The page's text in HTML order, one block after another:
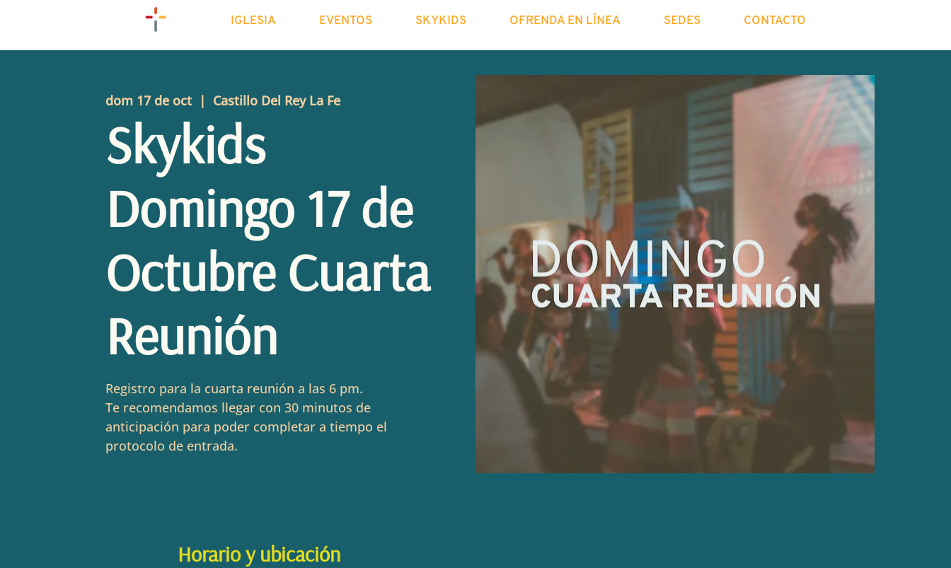
IGLESIA EVENTOS SKYKIDS OFRENDA EN LÍNEA SEDES CONTACTO
dom 17 de oct
  |
Castillo Del Rey La Fe
Skykids
Domingo 17 de
Octubre Cuarta
Reunión
Registro para la cuarta reunión a las 6 pm.
Te recomendamos llegar con 30 minutos de
anticipación para poder completar a tiempo el
protocolo de entrada.
Horario y ubicación